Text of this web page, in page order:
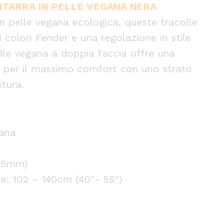
IN PELLE VEGANA NERA
pelle vegana ecologica, queste tracolle
colori Fender e una regolazione in stile
vegana a doppia faccia offre una
per il massimo comfort con uno strato
102 – 140cm (40″- 55″)